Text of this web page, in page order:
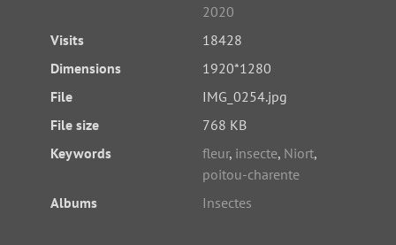
2020
Visits
18428
Dimensions
1920*1280
File
IMG_0254.jpg
File size
768 KB
Keywords
fleur, insecte, Niort,
poitou-charente
Albums
Insectes